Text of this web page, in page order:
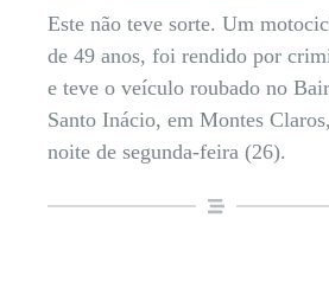
Este não teve sorte. Um
de 49 anos, foi rendido por
e teve o veículo roubado no
Santo Inácio, em Montes
noite de segunda-feira (26).